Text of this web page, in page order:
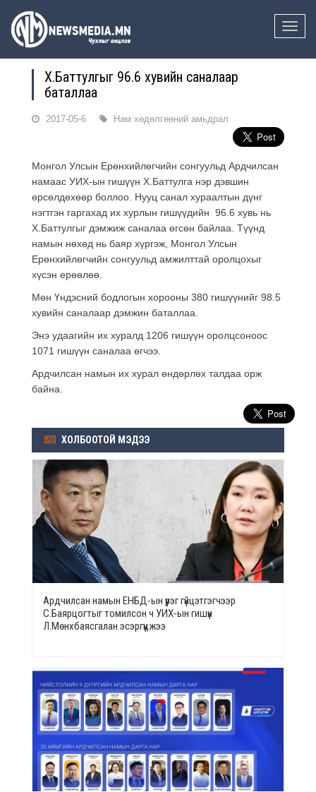
Toggle
Х.Баттулгыг 96.6 хувийн саналаар
баталлаа
2017-05-6 Нам хөдөлгөөний амьдрал
Монгол Улсын Ерөнхийлөгчийн сонгуульд Ардчилсан
намаас УИХ-ын гишүүн Х.Баттулга нэр дэвшин
өрсөлдөхөөр боллоо. Нууц санал хураалтын дүнг
нэгтгэн гаргахад их хурлын гишүүдийн 96.6 хувь нь
Х.Баттулгыг дэмжиж саналаа өгсөн байлаа. Түүнд
намын нөхөд нь баяр хүргэж, Монгол Улсын
Ерөнхийлөгчийн сонгуульд амжилттай оролцохыг
хүсэн ерөөлөө.
Мөн Үндэсний бодлогын хорооны 380 гишүүнийг 98.5
хувийн саналаар дэмжин баталлаа.
Энэ удаагийн их хуралд 1206 гишүүн оролцсоноос
1071 гишүүн саналаа өгчээ.
Ардчилсан намын их хурал өндөрлөх талдаа орж
байна.
ХОЛБООТОЙ МЭДЭЭ
Ардчилсан намын ЕНБД-ын үүрэг гүйцэтгэгчээр
С.Баярцогтыг томилсон ч УИХ-ын гишүүн
Л.Мөнхбаясгалан эсэргүүцжээ